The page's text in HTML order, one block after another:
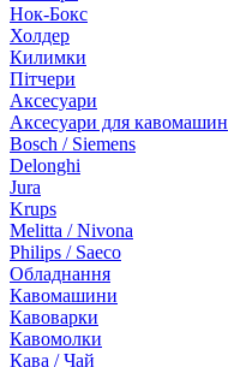
Нок-Бокс
Холдер
Килимки
Пітчери
Аксесуари
Аксесуари для кавомашин
Bosch / Siemens
Delonghi
Jura
Krups
Melitta / Nivona
Philips / Saeco
Обладнання
Кавомашини
Кавоварки
Кавомолки
Кава / Чай